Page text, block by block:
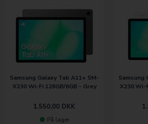
Samsung Galaxy Tab A11+ SM-
X230 Wi-Fi 128GB/6GB - Grey
1.550,00 DKK
På lager
Samsung
X230 Wi-